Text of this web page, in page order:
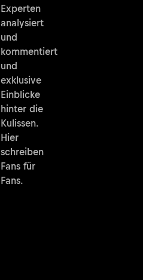
Experten
analysiert
und
kommentiert
und
exklusive
Einblicke
hinter die
Kulissen.
Hier
schreiben
Fans für
Fans.